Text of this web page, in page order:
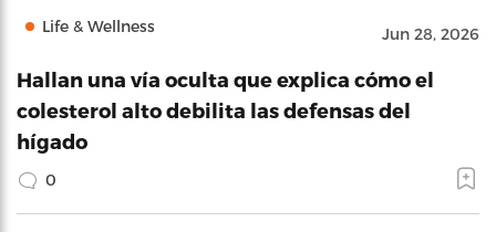
Life & Wellness Jun 28, 2026
Hallan una vía oculta que explica cómo el
colesterol alto debilita las defensas del
hígado
0